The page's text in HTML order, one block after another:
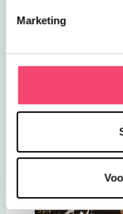
Marketing
Stoomtram | 1914
stationnetje die
tijden. Bij dit